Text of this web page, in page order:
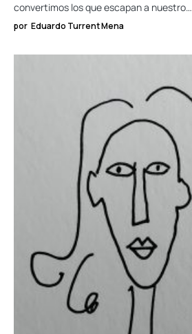
convertimos los que escapan a nuestro…
por Eduardo Turrent Mena